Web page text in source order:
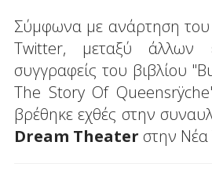
Σύμφωνα με ανάρτηση
Twitter, μεταξύ άλλων
συγγραφείς του βιβλίου
The Story Of
βρέθηκε εχθές στην
Dream Theater στην